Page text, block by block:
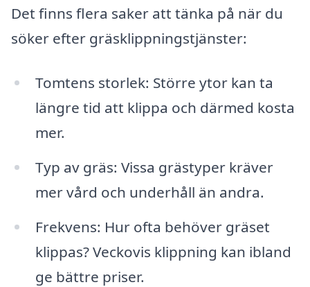
Det finns flera saker att tänka på när du
söker efter gräsklippningstjänster:
Tomtens storlek: Större ytor kan ta
längre tid att klippa och därmed kosta
mer.
Typ av gräs: Vissa grästyper kräver
mer vård och underhåll än andra.
Frekvens: Hur ofta behöver gräset
klippas? Veckovis klippning kan ibland
ge bättre priser.